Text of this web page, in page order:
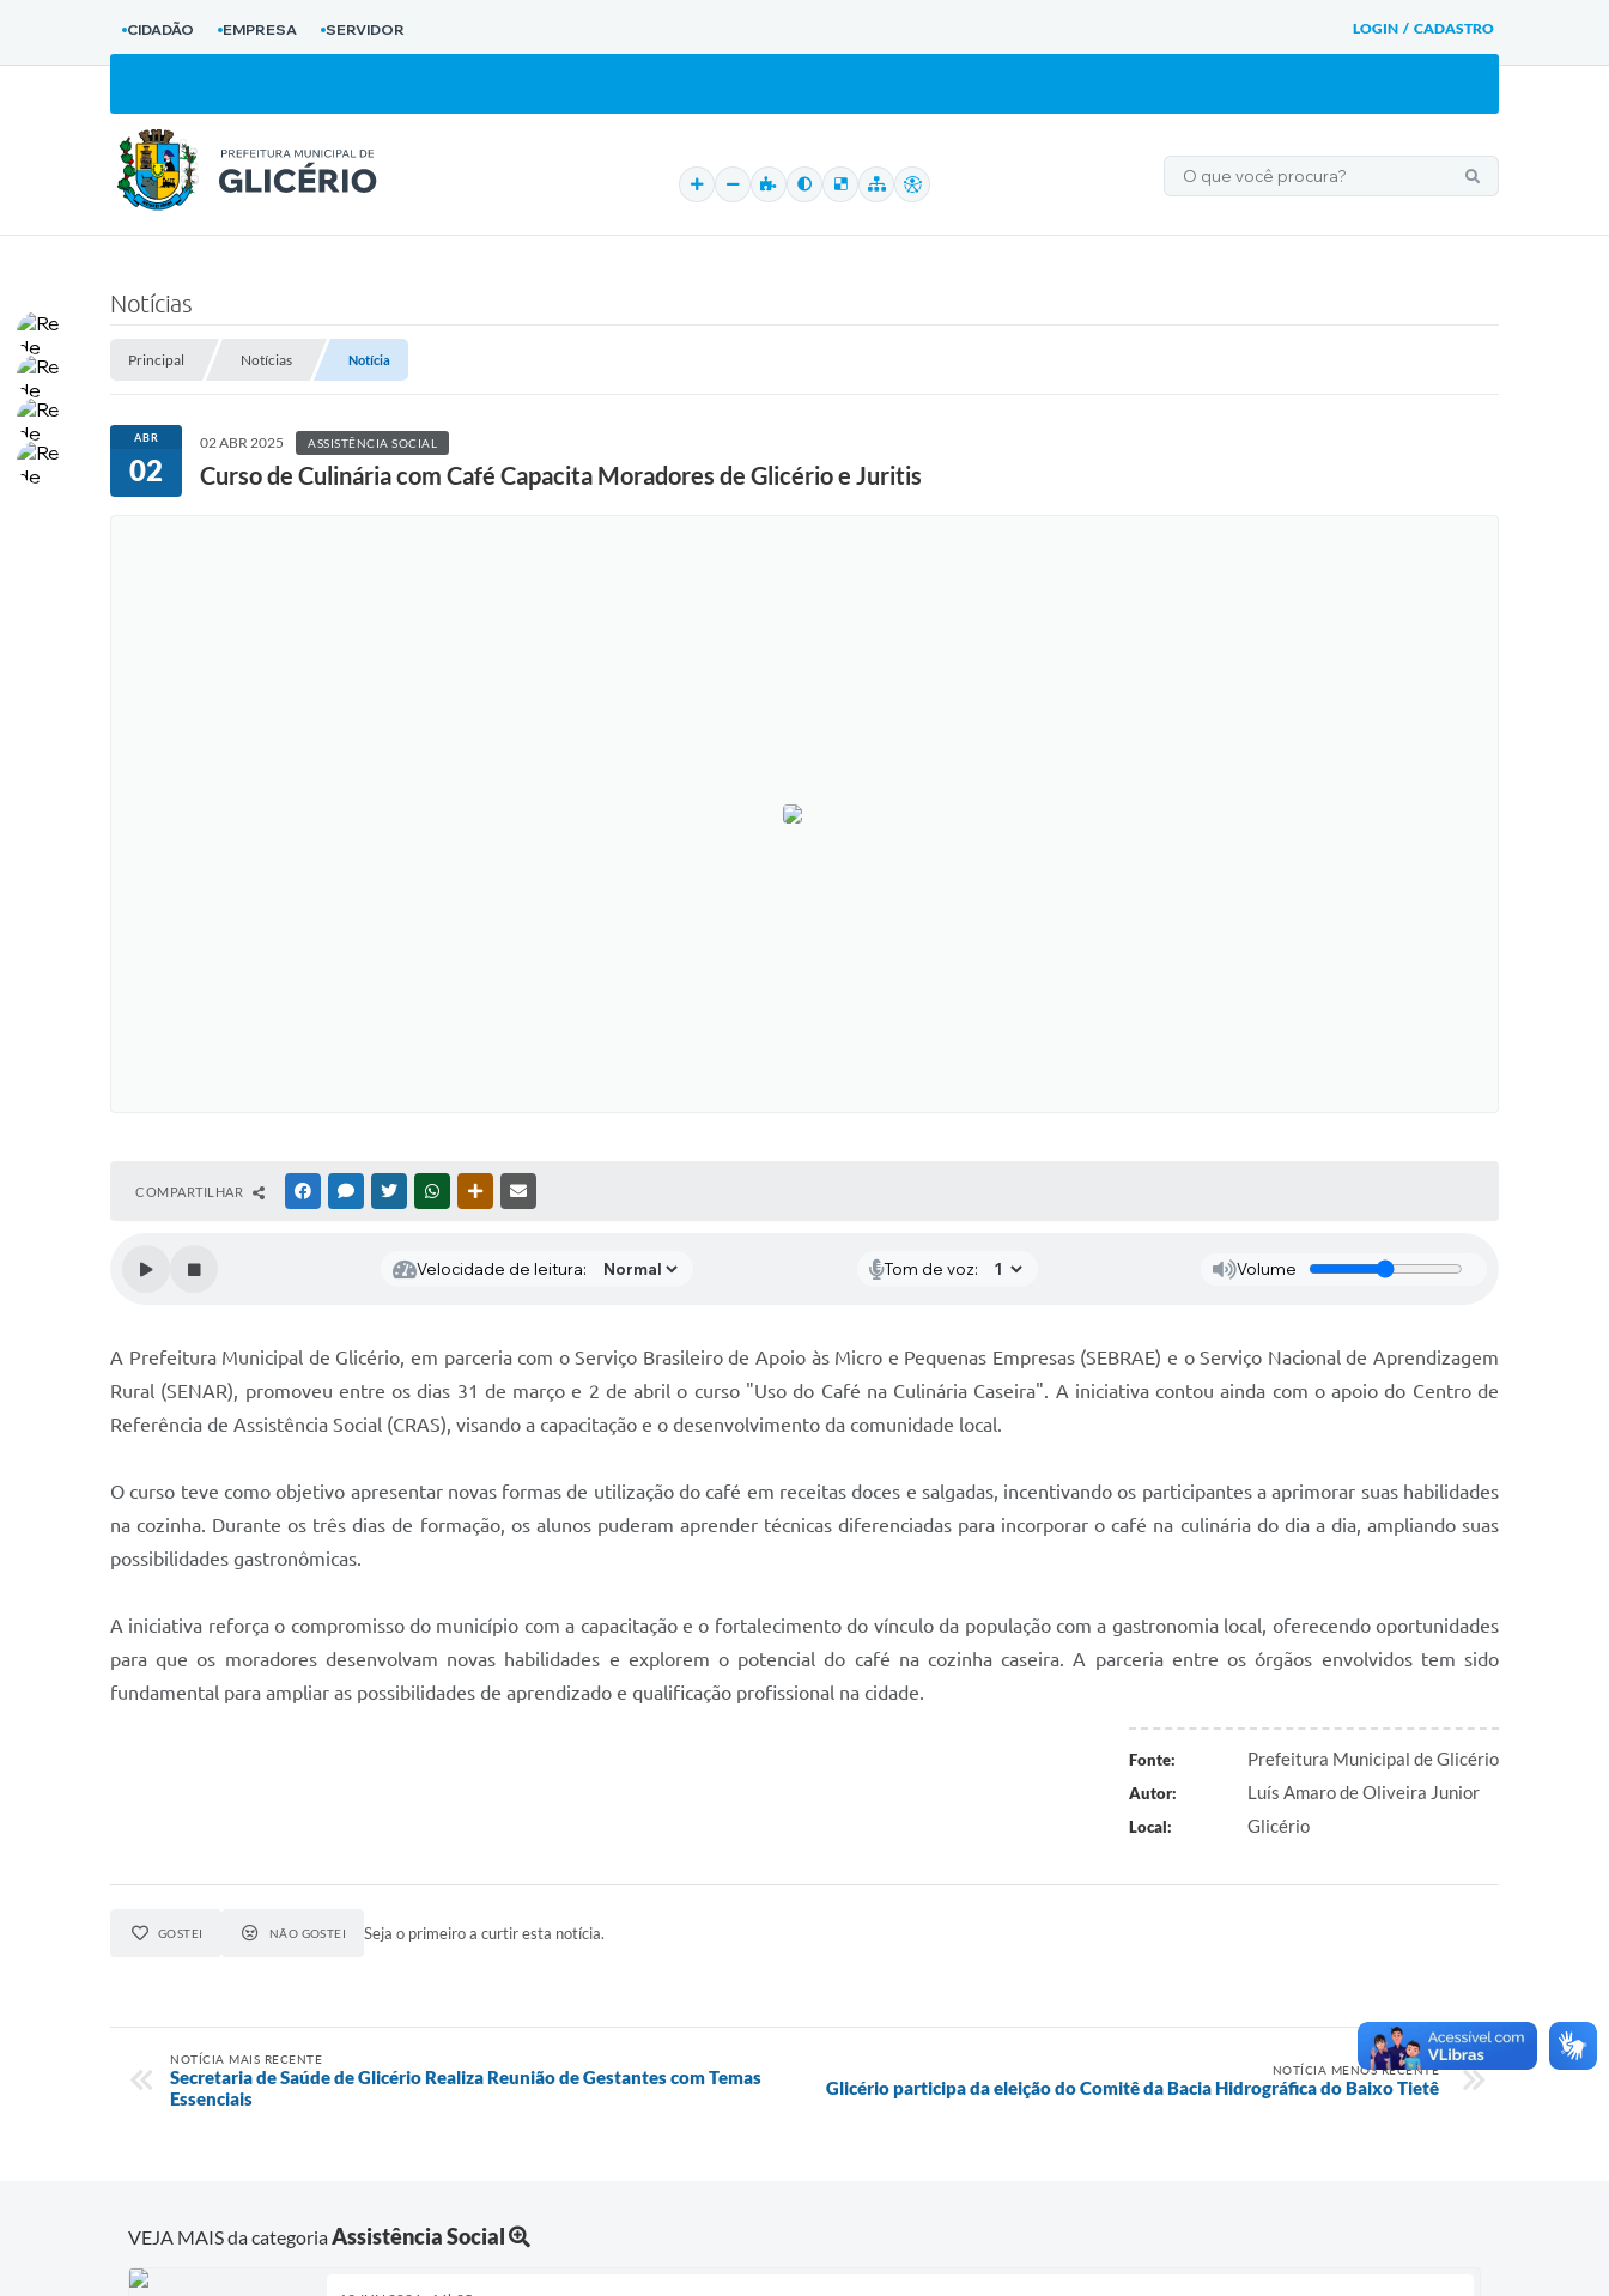
LOGIN / CADASTRO
CIDADÃO EMPRESA SERVIDOR
Notícias
Principal Notícias Notícia
ABR
02
02 ABR 2025 ASSISTÊNCIA SOCIAL
Curso de Culinária com Café Capacita Moradores de Glicério e Juritis
COMPARTILHAR FACEBOOKMESSENGER
TWITTERWHATSAPPOUTRAS MÍDIAS
Velocidade de leitura: Tom de voz: Volume
A Prefeitura Municipal de Glicério, em parceria com o Serviço Brasileiro de Apoio às Micro e Pequenas Empresas (SEBRAE) e o Serviço Nacional de Aprendizagem
Rural (SENAR), promoveu entre os dias 31 de março e 2 de abril o curso "Uso do Café na Culinária Caseira". A iniciativa contou ainda com o apoio do Centro de
Referência de Assistência Social (CRAS), visando a capacitação e o desenvolvimento da comunidade local.
O curso teve como objetivo apresentar novas formas de utilização do café em receitas doces e salgadas, incentivando os participantes a aprimorar suas habilidades
na cozinha. Durante os três dias de formação, os alunos puderam aprender técnicas diferenciadas para incorporar o café na culinária do dia a dia, ampliando suas
possibilidades gastronômicas.
A iniciativa reforça o compromisso do município com a capacitação e o fortalecimento do vínculo da população com a gastronomia local, oferecendo oportunidades
para que os moradores desenvolvam novas habilidades e explorem o potencial do café na cozinha caseira. A parceria entre os órgãos envolvidos tem sido
fundamental para ampliar as possibilidades de aprendizado e qualificação profissional na cidade.
Fonte: Prefeitura Municipal de Glicério
Autor: Luís Amaro de Oliveira Junior
Local: Glicério
GOSTEI NÃO GOSTEI Seja o primeiro a curtir esta notícia.
NOTÍCIA MAIS RECENTE
Secretaria de Saúde de Glicério Realiza Reunião de Gestantes com Temas
Essenciais
NOTÍCIA MENOS RECENTE
Glicério participa da eleição do Comitê da Bacia Hidrográfica do Baixo Tietê
VEJA MAIS da categoriaAssistência Social